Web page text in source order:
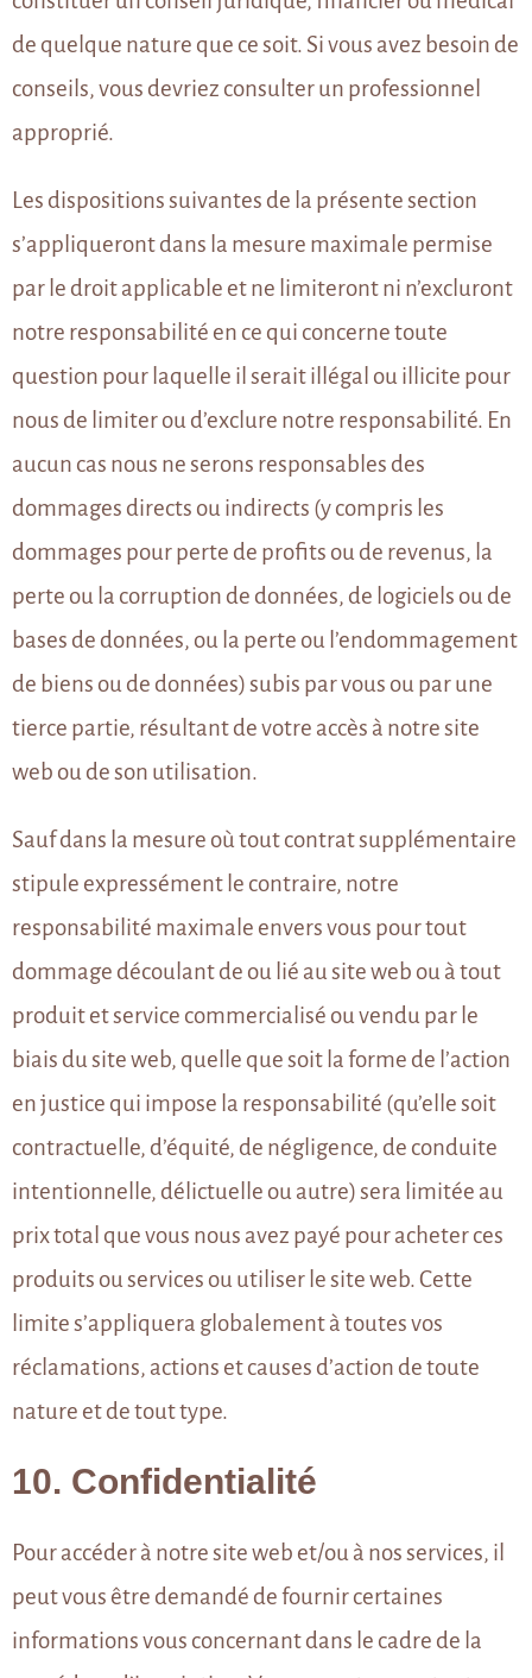
de quelque nature que ce soit. Si vous avez besoin de
conseils, vous devriez consulter un professionnel
approprié.
Les dispositions suivantes de la présente section
s’appliqueront dans la mesure maximale permise
par le droit applicable et ne limiteront ni n’excluront
notre responsabilité en ce qui concerne toute
question pour laquelle il serait illégal ou illicite pour
nous de limiter ou d’exclure notre responsabilité. En
aucun cas nous ne serons responsables des
dommages directs ou indirects (y compris les
dommages pour perte de profits ou de revenus, la
perte ou la corruption de données, de logiciels ou de
bases de données, ou la perte ou l’endommagement
de biens ou de données) subis par vous ou par une
tierce partie, résultant de votre accès à notre site
web ou de son utilisation.
Sauf dans la mesure où tout contrat supplémentaire
stipule expressément le contraire, notre
responsabilité maximale envers vous pour tout
dommage découlant de ou lié au site web ou à tout
produit et service commercialisé ou vendu par le
biais du site web, quelle que soit la forme de l’action
en justice qui impose la responsabilité (qu’elle soit
contractuelle, d’équité, de négligence, de conduite
intentionnelle, délictuelle ou autre) sera limitée au
prix total que vous nous avez payé pour acheter ces
produits ou services ou utiliser le site web. Cette
limite s’appliquera globalement à toutes vos
réclamations, actions et causes d’action de toute
nature et de tout type.
10. Confidentialité
Pour accéder à notre site web et/ou à nos services, il
peut vous être demandé de fournir certaines
informations vous concernant dans le cadre de la